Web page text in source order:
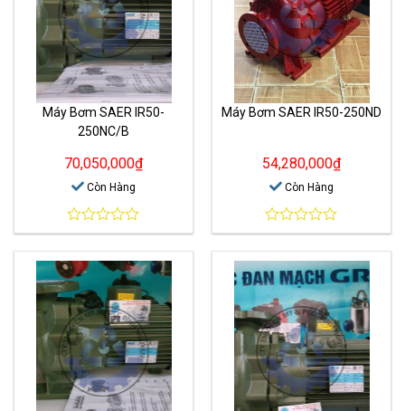
Máy Bơm SAER IR50-
250NC/B
70,050,000₫
Còn Hàng
0
out
of
5
Máy Bơm SAER IR50-250ND
54,280,000₫
Còn Hàng
0
out
of
5